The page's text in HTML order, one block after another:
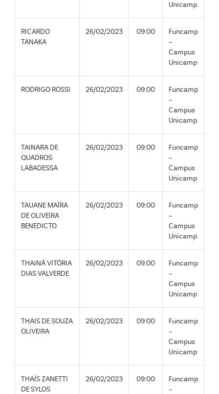
Unicamp
RICARDO
TANAKA
26/02/2023 09:00
Funcamp
-
Campus
Unicamp
RODRIGO ROSSI 26/02/2023 09:00
Funcamp
-
Campus
Unicamp
TAINARA DE
QUADROS
LABADESSA
26/02/2023 09:00
Funcamp
-
Campus
Unicamp
TAUANE MAÍRA
DE OLIVEIRA
BENEDICTO
26/02/2023 09:00
Funcamp
-
Campus
Unicamp
THAINÁ VITÓRIA
DIAS VALVERDE
26/02/2023 09:00
Funcamp
-
Campus
Unicamp
THAIS DE SOUZA
OLIVEIRA
26/02/2023 09:00
Funcamp
-
Campus
Unicamp
THAÍS ZANETTI
DE SYLOS
26/02/2023 09:00
Funcamp
-